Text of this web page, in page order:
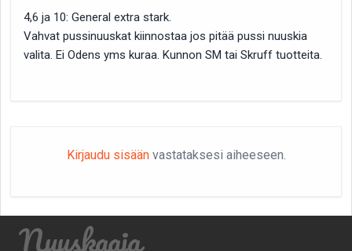
4,6 ja 10: General extra stark.
Vahvat pussinuuskat kiinnostaa jos pitää pussi nuuskia
valita. Ei Odens yms kuraa. Kunnon SM tai Skruff tuotteita.
Kirjaudu sisäänvastataksesi aiheeseen.
Nuuskaaja